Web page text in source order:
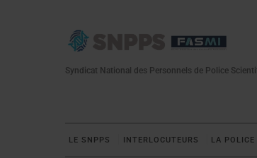
Syndicat National des Personnels de Police
LE SNPPS INTERLOCUTEURS LA